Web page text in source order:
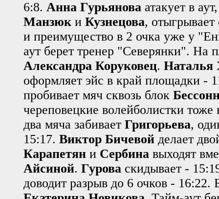
6:8. Анна Гурьянова атакует в
Манзюк и Кузнецова,
и преимущество в 2 очка уже у
аут берет тренер "Северянки". На
Александра Коруковец. Наталья
оформляет эйс в край площадки -
пробивает мяч сквозь блок
череповецкие волейболистки тоже
два мяча забивает Григорьева,
15:17. Виктор Бичевой делает
Карапетян и Сербина выходят
Айсиной. Гурова скидывает -
доводит разрыв до 6 очков - 16:22.